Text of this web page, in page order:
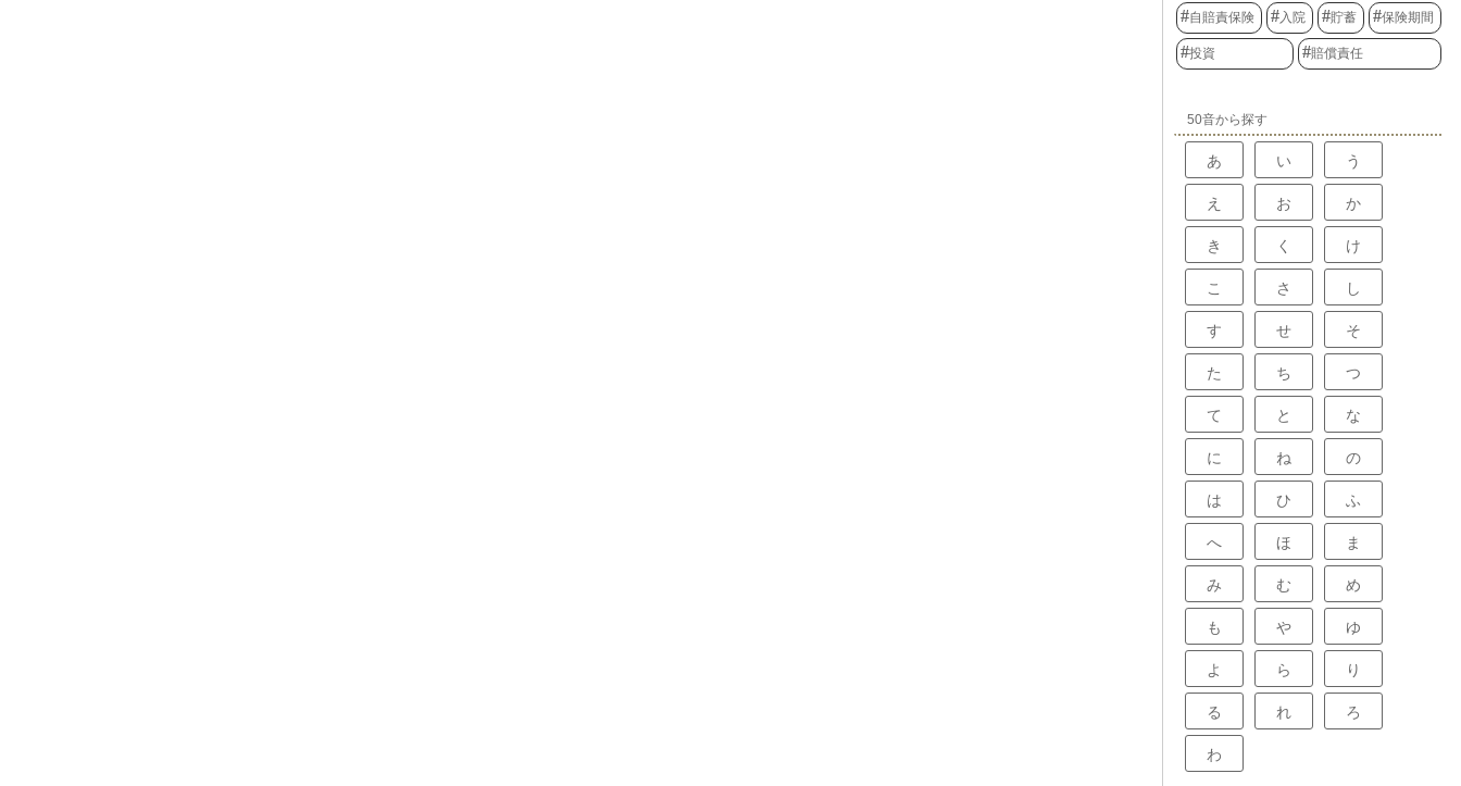
自賠責保険 入院 貯蓄 保険期間
投資 賠償責任
50音から探す
あ い う
え お か
き く け
こ さ し
す せ そ
た ち つ
て と な
に ね の
は ひ ふ
へ ほ ま
み む め
も や ゆ
よ ら り
る れ ろ
わ